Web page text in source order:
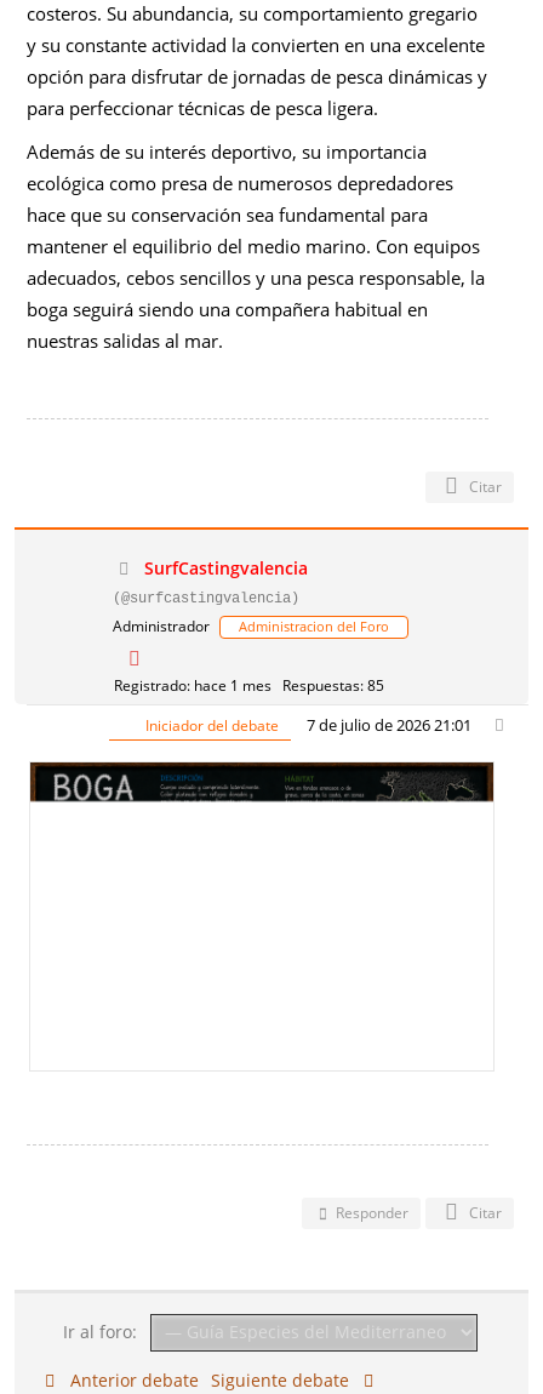
costeros. Su abundancia, su comportamiento gregario
y su constante actividad la convierten en una excelente
opción para disfrutar de jornadas de pesca dinámicas y
para perfeccionar técnicas de pesca ligera.
Además de su interés deportivo, su importancia
ecológica como presa de numerosos depredadores
hace que su conservación sea fundamental para
mantener el equilibrio del medio marino. Con equipos
adecuados, cebos sencillos y una pesca responsable, la
boga seguirá siendo una compañera habitual en
nuestras salidas al mar.
Citar
SurfCastingvalencia
(@surfcastingvalencia)
Administrador Administracion del Foro
Registrado: hace 1 mes Respuestas: 85
Iniciador del debate
7 de julio de 2026 21:01
Responder Citar
Ir al foro:
Anterior debate Siguiente debate